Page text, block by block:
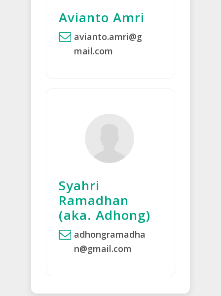
Avianto Amri
avianto.amri@g
mail.com
Syahri
Ramadhan
(aka. Adhong)
adhongramadha
n@gmail.com